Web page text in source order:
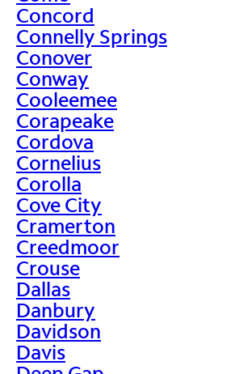
Concord
Connelly Springs
Conover
Conway
Cooleemee
Corapeake
Cordova
Cornelius
Corolla
Cove City
Cramerton
Creedmoor
Crouse
Dallas
Danbury
Davidson
Davis